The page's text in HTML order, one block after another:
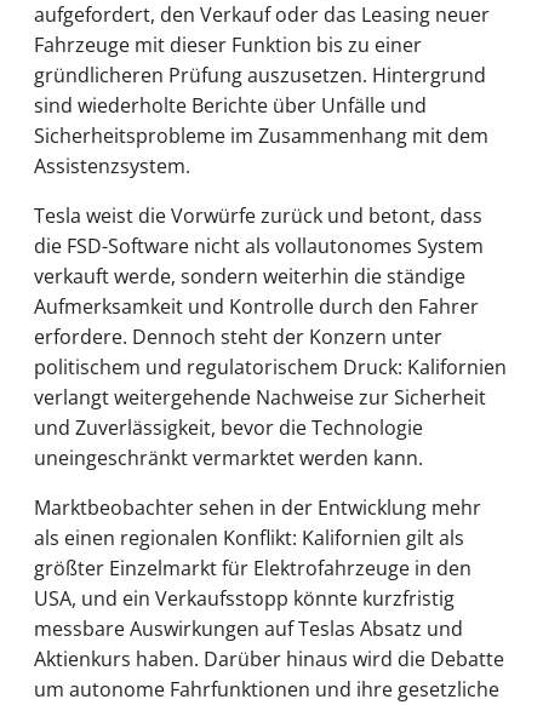
aufgefordert, den Verkauf oder das Leasing neuer
Fahrzeuge mit dieser Funktion bis zu einer
gründlicheren Prüfung auszusetzen. Hintergrund
sind wiederholte Berichte über Unfälle und
Sicherheitsprobleme im Zusammenhang mit dem
Assistenzsystem.
Tesla weist die Vorwürfe zurück und betont, dass
die FSD-Software nicht als vollautonomes System
verkauft werde, sondern weiterhin die ständige
Aufmerksamkeit und Kontrolle durch den Fahrer
erfordere. Dennoch steht der Konzern unter
politischem und regulatorischem Druck: Kalifornien
verlangt weitergehende Nachweise zur Sicherheit
und Zuverlässigkeit, bevor die Technologie
uneingeschränkt vermarktet werden kann.
Marktbeobachter sehen in der Entwicklung mehr
als einen regionalen Konflikt: Kalifornien gilt als
größter Einzelmarkt für Elektrofahrzeuge in den
USA, und ein Verkaufsstopp könnte kurzfristig
messbare Auswirkungen auf Teslas Absatz und
Aktienkurs haben. Darüber hinaus wird die Debatte
um autonome Fahrfunktionen und ihre gesetzliche